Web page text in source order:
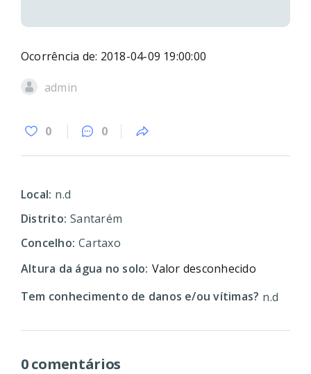
Ocorrência de: 2018-04-09 19:00:00
admin
0 0
Local: n.d
Distrito: Santarém
Concelho: Cartaxo
Altura da água no solo: Valor desconhecido
Tem conhecimento de danos e/ou vítimas? n.d
0 comentários